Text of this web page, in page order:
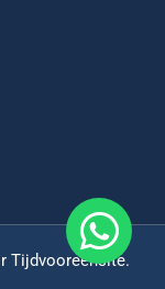
Tijdvooreensite.